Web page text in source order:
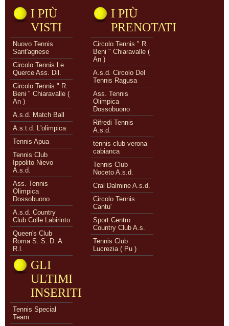
I PIÙ
VISTI
Nuovo Tennis
Sant'agnese
Circolo Tennis Le
Querce Ass. Dil.
Circolo Tennis " R.
Beni " Chiaravalle (
An )
A.s.d. Match Ball
A.s.t.d. L'olimpica
Tennis Apua
Tennis Club
Ippolito Nievo
A.s.d.
Ass. Tennis
Olimpica
Dossobuono
A.s.d. Country
Club Colle Labirinto
Queen's Club
Roma S. S. D. A
R.l.
I PIÙ
PRENOTATI
Circolo Tennis " R.
Beni " Chiaravalle (
An )
A.s.d. Circolo Del
Tennis Ragusa
Ass. Tennis
Olimpica
Dossobuono
Rifredi Tennis
A.s.d.
tennis club verona
cabianca
Tennis Club
Noceto A.s.d.
Cral Dalmine A.s.d.
Circolo Tennis
Cantu'
Sport Centro
Country Club A.s.
Tennis Club
Lucrezia ( Pu )
GLI
ULTIMI
INSERITI
Tennis Special
Team